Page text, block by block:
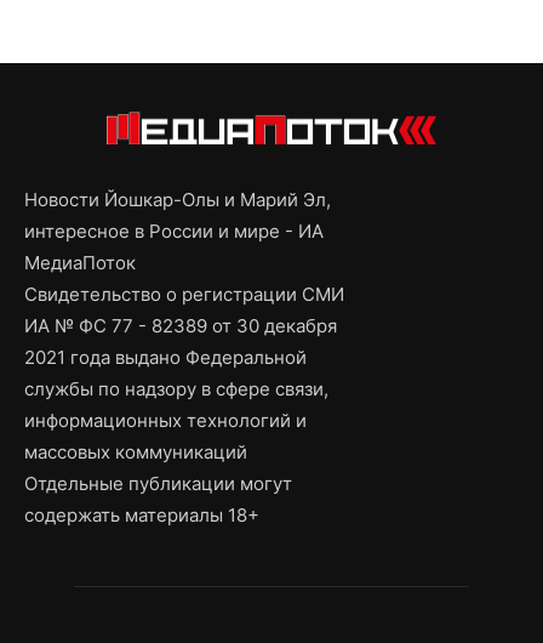
Новости Йошкар-Олы и Марий Эл,
интересное в России и мире - ИА
МедиаПоток
Свидетельство о регистрации СМИ
ИА № ФС 77 - 82389 от 30 декабря
2021 года выдано Федеральной
службы по надзору в сфере связи,
информационных технологий и
массовых коммуникаций
Отдельные публикации могут
содержать материалы 18+